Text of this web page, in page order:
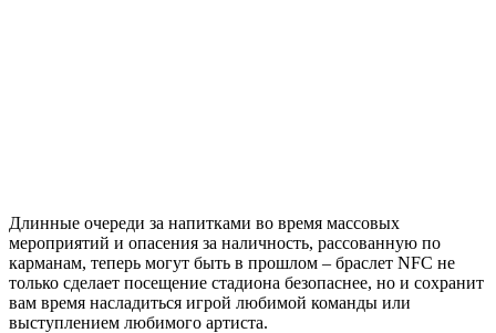
Длинные очереди за напитками во время массовых
мероприятий и опасения за наличность, рассованную по
карманам, теперь могут быть в прошлом – браслет NFC не
только сделает посещение стадиона безопаснее, но и сохранит
вам время насладиться игрой любимой команды или
выступлением любимого артиста.